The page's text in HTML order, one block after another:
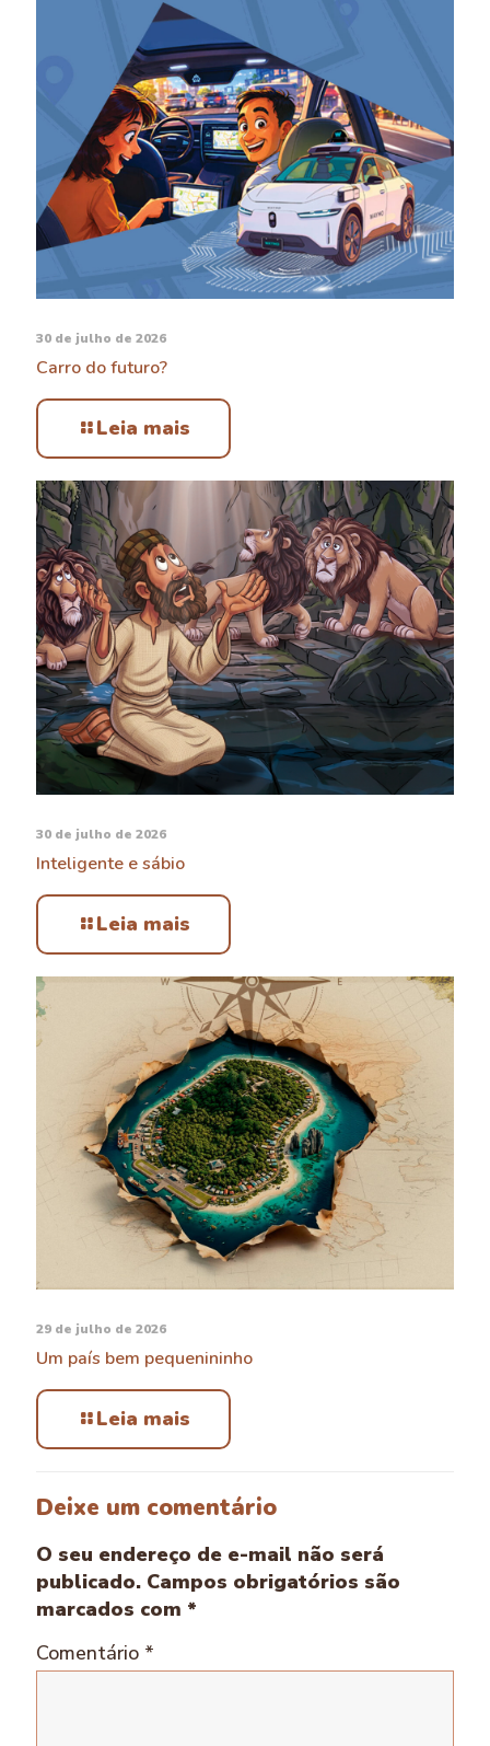
30 de julho de 2026
Carro do futuro?
Leia mais
30 de julho de 2026
Inteligente e sábio
Leia mais
29 de julho de 2026
Um país bem pequenininho
Leia mais
Deixe um comentário
O seu endereço de e-mail não será
publicado. Campos obrigatórios são
marcados com *
Comentário *